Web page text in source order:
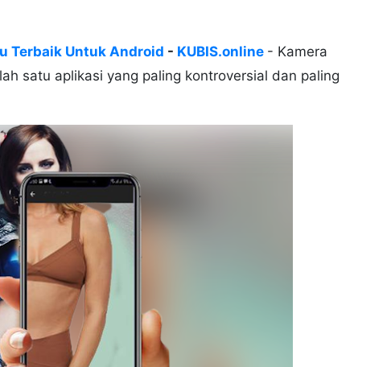
Terbaik Untuk Android - KUBIS.online - Kamera
satu aplikasi yang paling kontroversial dan paling